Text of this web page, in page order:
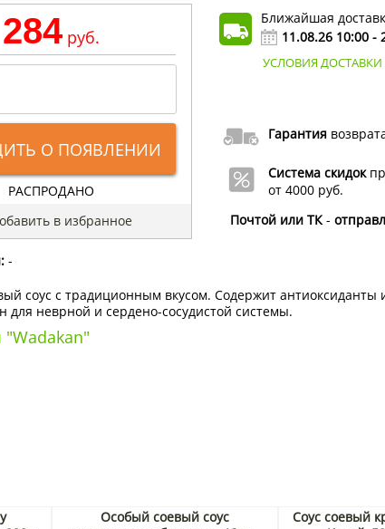
284 руб.
О ПОЯВЛЕНИИ
РАСПРОДАНО
в избранное
Ближайшая
11.08.26 10:00 -
УСЛОВИЯ
Гарантия
Система скидок
от 4000 руб.
Почтой или ТК-
-
соус с традиционным вкусом. Содержит антиоксиданты
для неврной и сердено-сосудистой системы.
"Wadakan"
Особый соевый соус
Соус соевый